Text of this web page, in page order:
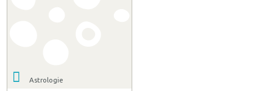
Astrologie